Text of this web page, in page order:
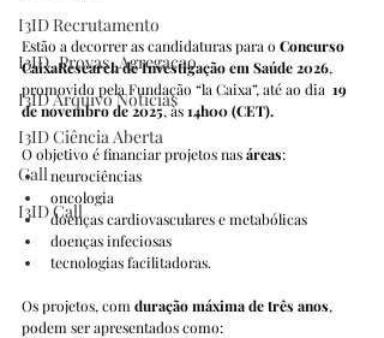
I3ID Recrutamento
I3ID_Provas_Agregacao
I3ID Arquivo Notícias
I3ID Ciência Aberta
Call
I3ID Call
Estão a decorrer as candidaturas para o Concurso
CaixaResearch de Investigação em Saúde 2026,
promovido pela Fundação “la Caixa”, até ao dia 19
de novembro de 2025, às 14h00 (CET).
O objetivo é financiar projetos nas áreas:
neurociências
oncologia
doenças cardiovasculares e metabólicas
doenças infeciosas
tecnologias facilitadoras.
Os projetos, com duração máxima de três anos,
podem ser apresentados como: